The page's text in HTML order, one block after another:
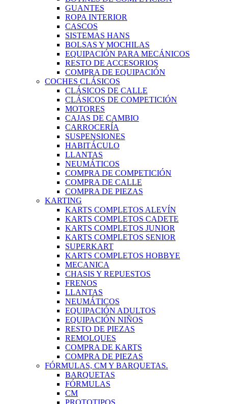
GUANTES
ROPA INTERIOR
CASCOS
SISTEMAS HANS
BOLSAS Y MOCHILAS
EQUIPACIÓN PARA MECÁNICOS
RESTO DE ACCESORIOS
COMPRA DE EQUIPACIÓN
COCHES CLÁSICOS
CLÁSICOS DE CALLE
CLÁSICOS DE COMPETICIÓN
MOTORES
CAJAS DE CAMBIO
CARROCERÍA
SUSPENSIONES
HABITÁCULO
LLANTAS
NEUMÁTICOS
COMPRA DE COMPETICIÓN
COMPRA DE CALLE
COMPRA DE PIEZAS
KARTING
KARTS COMPLETOS ALEVÍN
KARTS COMPLETOS CADETE
KARTS COMPLETOS JUNIOR
KARTS COMPLETOS SENIOR
SUPERKART
KARTS COMPLETOS HOBBYE
MECANICA
CHASIS Y REPUESTOS
FRENOS
LLANTAS
NEUMÁTICOS
EQUIPACIÓN ADULTOS
EQUIPACIÓN NIÑOS
RESTO DE PIEZAS
REMOLQUES
COMPRA DE KARTS
COMPRA DE PIEZAS
FÓRMULAS, CM Y BARQUETAS.
BARQUETAS
FÓRMULAS
CM
PROTOTIPOS